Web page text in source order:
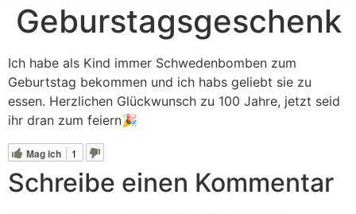
Geburstagsgeschenk
Ich habe als Kind immer Schwedenbomben zum
Geburtstag bekommen und ich habs geliebt sie zu
essen. Herzlichen Glückwunsch zu 100 Jahre, jetzt seid
ihr dran zum feiern🎉
Mag ich 1
Schreibe einen Kommentar